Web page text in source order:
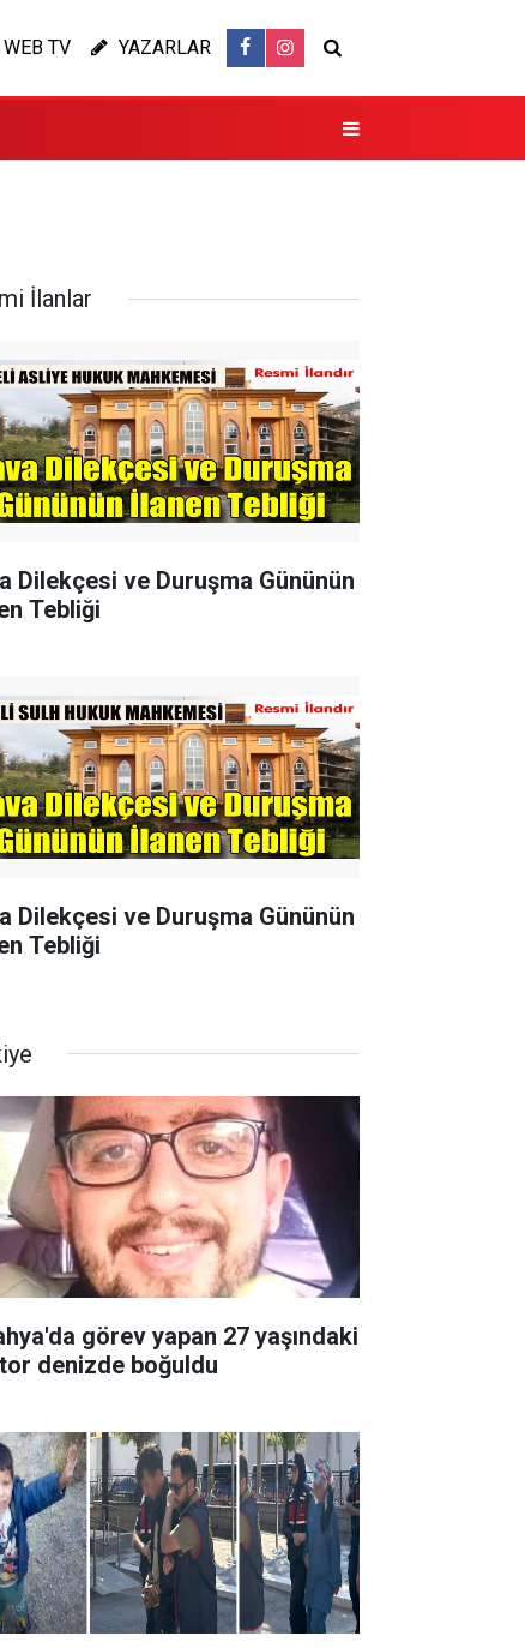
WEB TV YAZARLAR
İlanlar
Dilekçesi ve Duruşma Gününün
Tebliği
Dilekçesi ve Duruşma Gününün
Tebliği
görev yapan 27 yaşındaki
denizde boğuldu